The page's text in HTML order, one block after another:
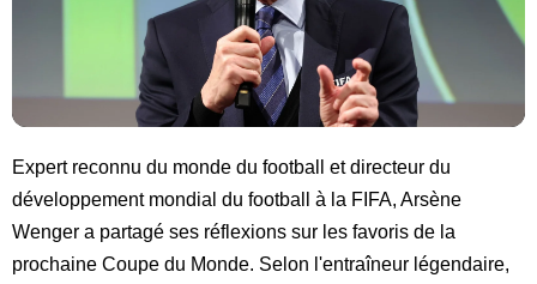
Expert reconnu du monde du football et directeur du
développement mondial du football à la FIFA, Arsène
Wenger a partagé ses réflexions sur les favoris de la
prochaine Coupe du Monde. Selon l'entraîneur légendaire,